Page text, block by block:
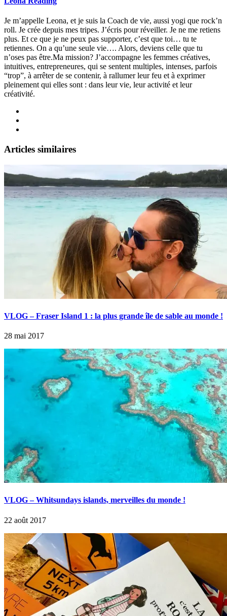
Je m’appelle Leona, et je suis la Coach de vie, aussi yogi que rock’n
roll. Je crée depuis mes tripes. J’écris pour réveiller. Je ne me retiens
plus. Et ce que je ne peux pas supporter, c’est que toi… tu te
retiennes. On a qu’une seule vie…. Alors, deviens celle que tu
n’oses pas être.Ma mission? J’accompagne les femmes créatives,
intuitives, entrepreneures, qui se sentent multiples, intenses, parfois
“trop”, à arrêter de se contenir, à rallumer leur feu et à exprimer
pleinement qui elles sont : dans leur vie, leur activité et leur
créativité.
Articles similaires
VLOG – Fraser Island 1 : la plus grande île de sable au monde !
28 mai 2017
VLOG – Whitsundays islands, merveilles du monde !
22 août 2017